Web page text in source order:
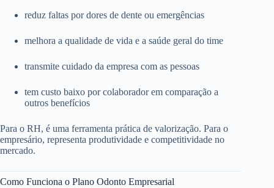
reduz faltas por dores de dente ou emergências
melhora a qualidade de vida e a saúde geral do time
transmite cuidado da empresa com as pessoas
tem custo baixo por colaborador em comparação a
outros benefícios
Para o RH, é uma ferramenta prática de valorização. Para o
empresário, representa produtividade e competitividade no
mercado.
Como Funciona o Plano Odonto Empresarial